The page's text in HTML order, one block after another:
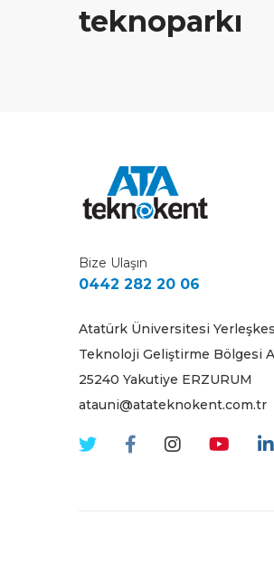
teknoparkı
Bize Ulaşın
0442 282 20 06
Atatürk Üniversitesi
Teknoloji Geliştirme Bölgesi
25240 Yakutiye ERZURUM
atauni@atateknokent.com.tr